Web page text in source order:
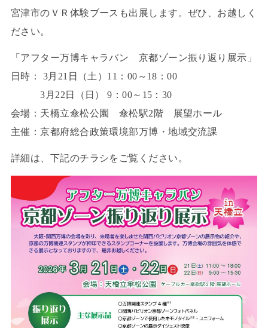
宮津市のＶＲ体験ブースも出展します。ぜひ、お越しく
ださい。
「アフター万博キャラバン 京都ゾーン振り返り展示」
日時： 3月21日（土）11：00～18：00
3月22日（日） 9：00～15：30
会場：天橋立傘松公園 傘松駅2階 展望ホール
主催：京都府総合政策環境部万博・地域交流課
詳細は、下記のチラシをご覧ください。